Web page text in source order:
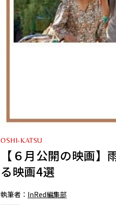
OSHI-KATSU
【６月公開の映画
る映画4選
執筆者： InRed編集部